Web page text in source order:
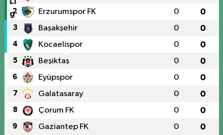
2 Erzurumspor FK 0 0
3 Başakşehir 0 0
4 Kocaelispor 0 0
5 Beşiktaş 0 0
6 Eyüpspor 0 0
7 Galatasaray 0 0
8 Çorum FK 0 0
9 Gaziantep FK 0 0